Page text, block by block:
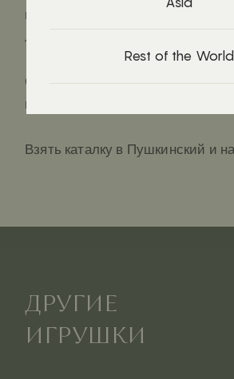
птицы или у человека, похожего
льва. А если объединить их в
Сделать свой слепок в виде
пластилина.
Взять каталку в Пушкинский и
ДРУГИЕ
ИГРУШКИ
Rest of the World